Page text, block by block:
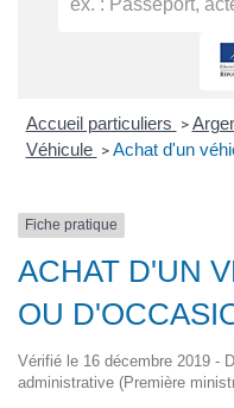
Accueil particuliers >
Véhicule > Achat d'un
Fiche pratique
ACHAT D'UN
OU
Vérifié le 16 décembre 2019 -
administrative (Première